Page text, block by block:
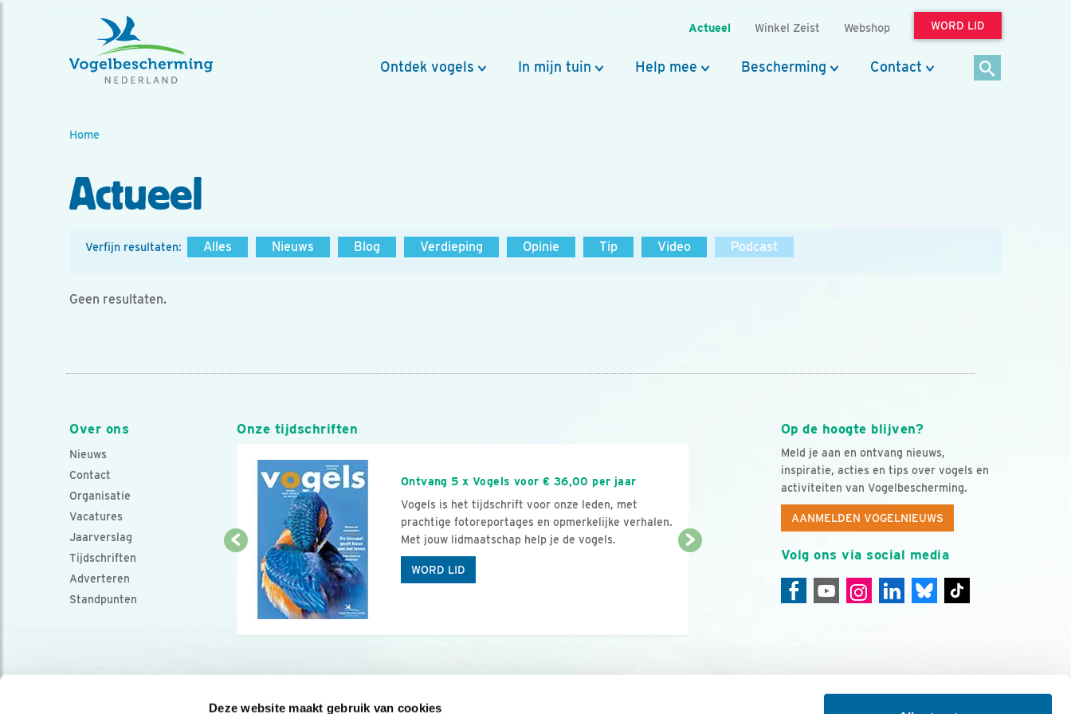
Deze website maakt gebruik van cookies
Actueel Winkel Zeist Webshop WORD LID
Ontdek vogels In mijn tuin Help mee Bescherming Contact
Home
Actueel
Verfijn resultaten: Alles Nieuws Blog Verdieping Opinie Tip Video Podcast
Geen resultaten.
Over ons
Nieuws
Contact
Organisatie
Vacatures
Jaarverslag
Tijdschriften
Adverteren
Standpunten
Op de hoogte blijven?
Meld je aan en ontvang nieuws,
inspiratie, acties en tips over vogels en
activiteiten van Vogelbescherming.
AANMELDEN VOGELNIEUWS
Volg ons via social media
Onze tijdschriften
Ontvang 5 x Vogels voor € 36,00 per jaar
Vogels is het tijdschrift voor onze leden, met
prachtige fotoreportages en opmerkelijke verhalen.
Met jouw lidmaatschap help je de vogels.
WORD LID